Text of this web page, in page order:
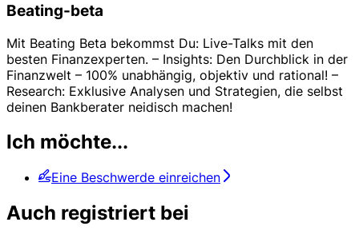
Beating-beta
Mit Beating Beta bekommst Du: Live-Talks mit den
besten Finanzexperten. – Insights: Den Durchblick in der
Finanzwelt – 100% unabhängig, objektiv und rational! –
Research: Exklusive Analysen und Strategien, die selbst
deinen Bankberater neidisch machen!
Ich möchte...
Eine Beschwerde einreichen
Auch registriert bei